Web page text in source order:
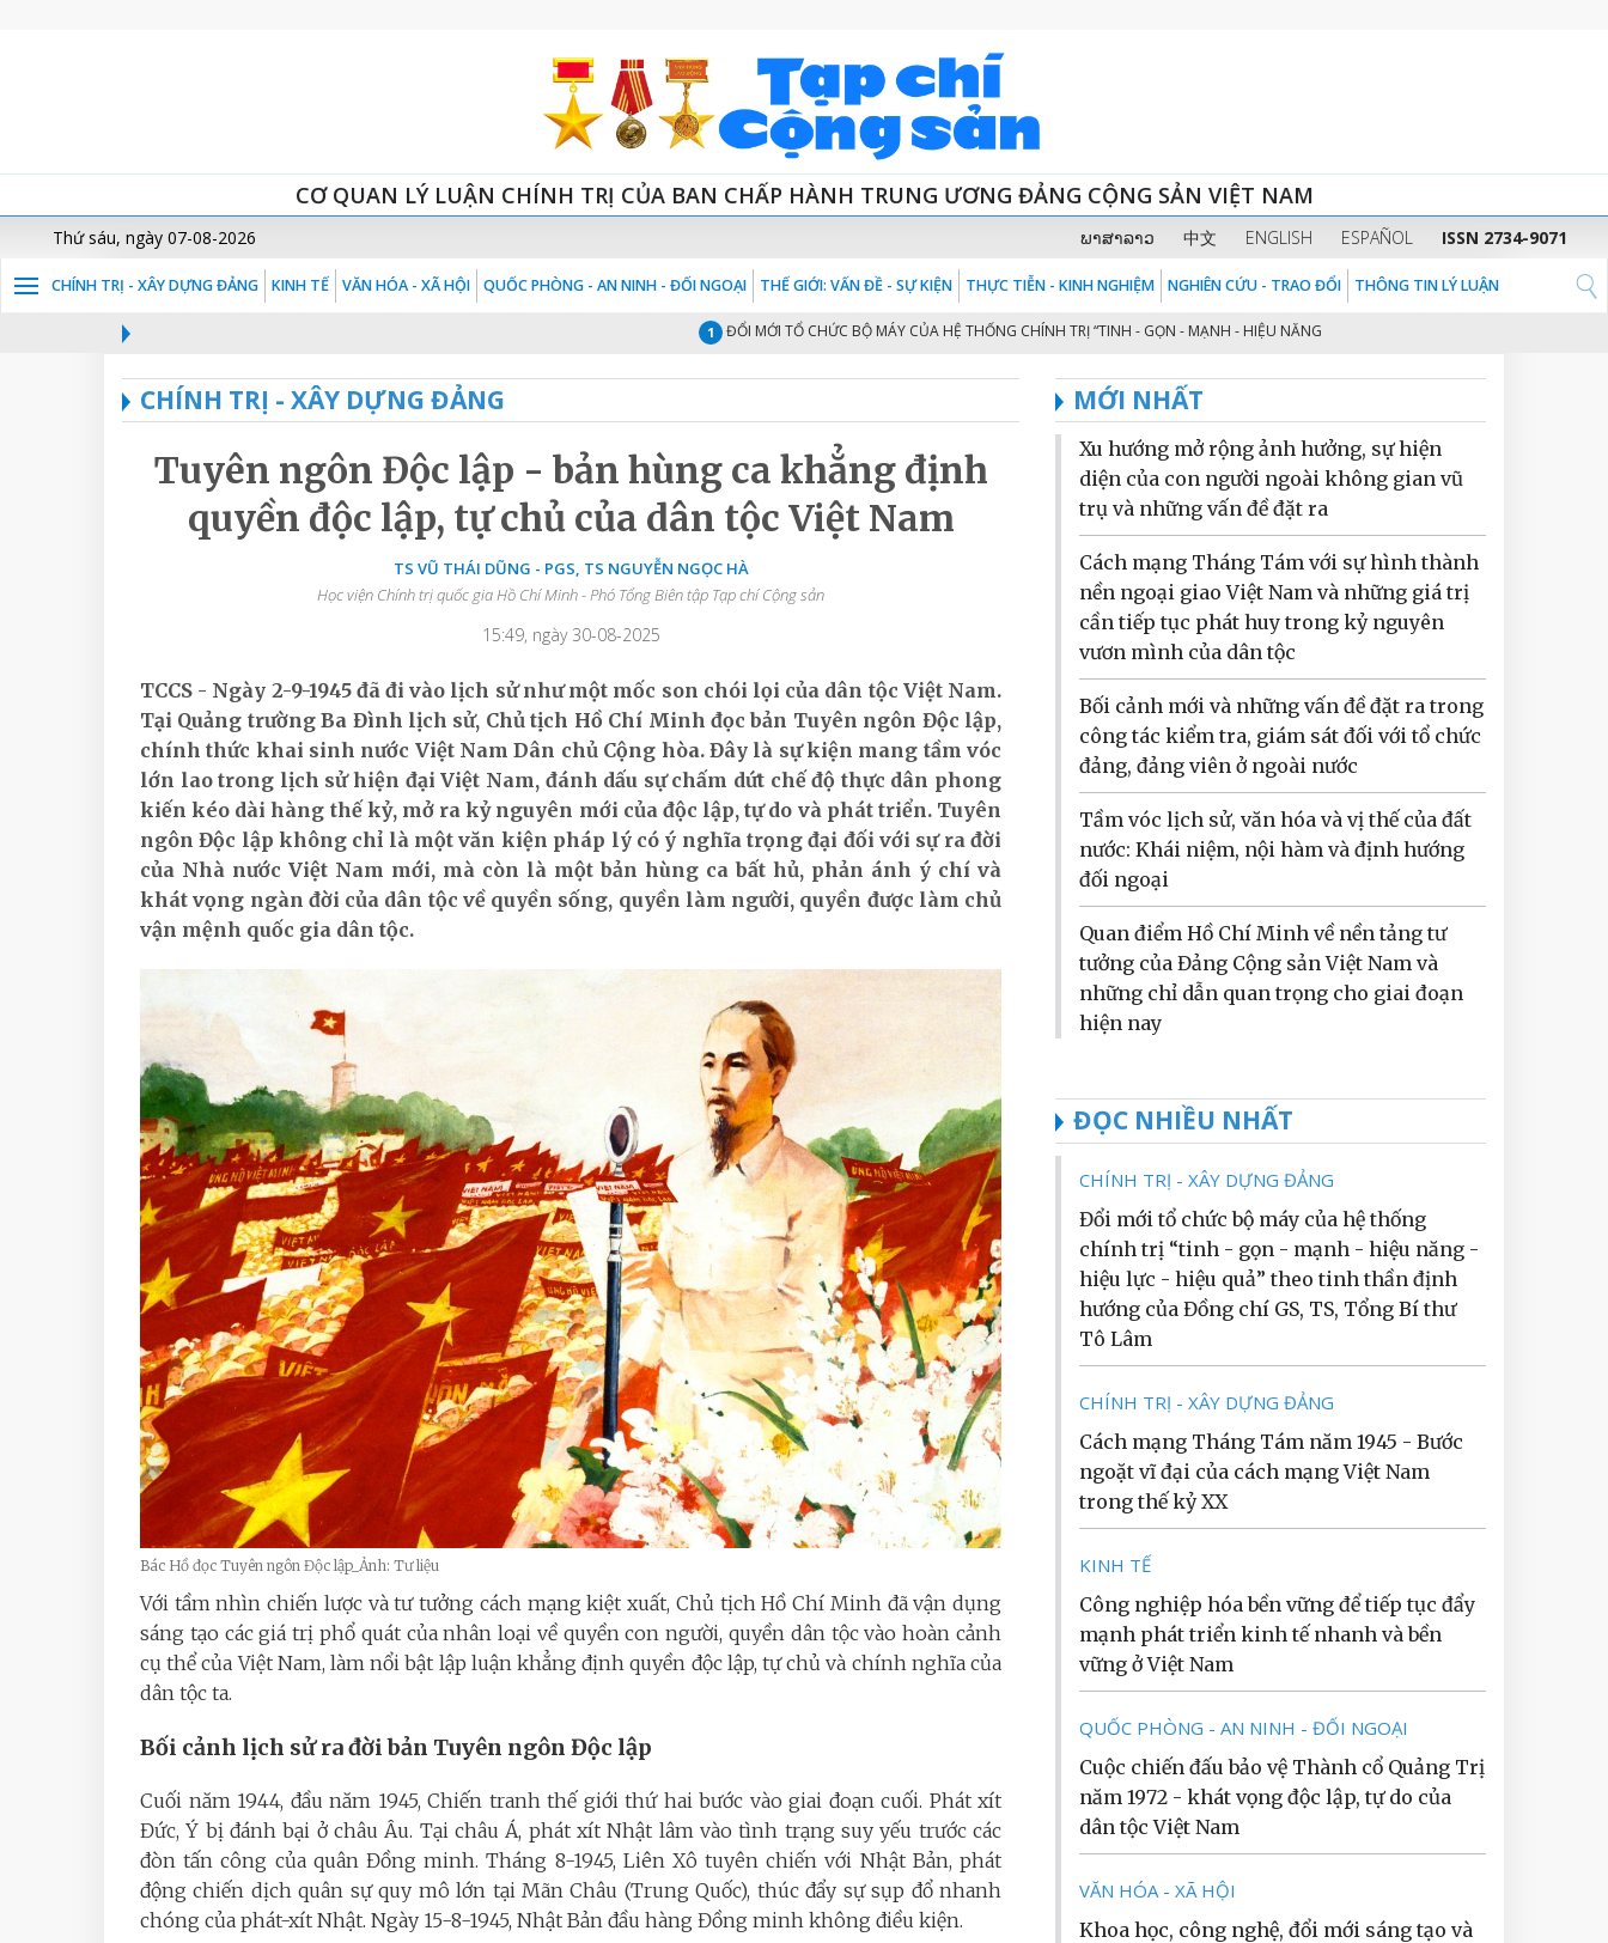
CƠ QUAN LÝ LUẬN CHÍNH TRỊ CỦA BAN CHẤP HÀNH TRUNG ƯƠNG ĐẢNG CỘNG SẢN VIỆT NAM
Thứ sáu, ngày 07-08-2026 ພາສາລາວ 中文 ENGLISH ESPAÑOL ISSN 2734-9071
CHÍNH TRỊ - XÂY DỰNG ĐẢNG KINH TẾ VĂN HÓA - XÃ HỘI QUỐC PHÒNG - AN NINH - ĐỐI NGOẠI THẾ GIỚI: VẤN ĐỀ - SỰ KIỆN THỰC TIỄN - KINH NGHIỆM NGHIÊN CỨU - TRAO ĐỔI THÔNG TIN LÝ LUẬN
ĐỔI MỚI TỔ CHỨC BỘ MÁY CỦA HỆ THỐNG CHÍNH TRỊ “TINH - GỌN - MẠNH - HIỆU NĂNG - HIỆU LỰC - HIỆU QUẢ” THEO TINH THẦN
CHÍNH TRỊ - XÂY DỰNG ĐẢNG
Tuyên ngôn Độc lập - bản hùng ca khẳng định
quyền độc lập, tự chủ của dân tộc Việt Nam
TS VŨ THÁI DŨNG - PGS, TS NGUYỄN NGỌC HÀ
Học viện Chính trị quốc gia Hồ Chí Minh - Phó Tổng Biên tập Tạp chí Cộng sản
15:49, ngày 30-08-2025
TCCS - Ngày 2-9-1945 đã đi vào lịch sử như một mốc son chói lọi của dân tộc Việt Nam.
Tại Quảng trường Ba Đình lịch sử, Chủ tịch Hồ Chí Minh đọc bản Tuyên ngôn Độc lập,
chính thức khai sinh nước Việt Nam Dân chủ Cộng hòa. Đây là sự kiện mang tầm vóc
lớn lao trong lịch sử hiện đại Việt Nam, đánh dấu sự chấm dứt chế độ thực dân phong
kiến kéo dài hàng thế kỷ, mở ra kỷ nguyên mới của độc lập, tự do và phát triển. Tuyên
ngôn Độc lập không chỉ là một văn kiện pháp lý có ý nghĩa trọng đại đối với sự ra đời
của Nhà nước Việt Nam mới, mà còn là một bản hùng ca bất hủ, phản ánh ý chí và
khát vọng ngàn đời của dân tộc về quyền sống, quyền làm người, quyền được làm chủ
vận mệnh quốc gia dân tộc.
Bác Hồ đọc Tuyên ngôn Độc lập_Ảnh: Tư liệu
Với tầm nhìn chiến lược và tư tưởng cách mạng kiệt xuất, Chủ tịch Hồ Chí Minh đã vận dụng
sáng tạo các giá trị phổ quát của nhân loại về quyền con người, quyền dân tộc vào hoàn cảnh
cụ thể của Việt Nam, làm nổi bật lập luận khẳng định quyền độc lập, tự chủ và chính nghĩa của
dân tộc ta.
Bối cảnh lịch sử ra đời bản Tuyên ngôn Độc lập
Cuối năm 1944, đầu năm 1945, Chiến tranh thế giới thứ hai bước vào giai đoạn cuối. Phát xít
Đức, Ý bị đánh bại ở châu Âu. Tại châu Á, phát xít Nhật lâm vào tình trạng suy yếu trước các
đòn tấn công của quân Đồng minh. Tháng 8-1945, Liên Xô tuyên chiến với Nhật Bản, phát
động chiến dịch quân sự quy mô lớn tại Mãn Châu (Trung Quốc), thúc đẩy sự sụp đổ nhanh
chóng của phát-xít Nhật. Ngày 15-8-1945, Nhật Bản đầu hàng Đồng minh không điều kiện.
MỚI NHẤT
Xu hướng mở rộng ảnh hưởng, sự hiện
diện của con người ngoài không gian vũ
trụ và những vấn đề đặt ra
Cách mạng Tháng Tám với sự hình thành
nền ngoại giao Việt Nam và những giá trị
cần tiếp tục phát huy trong kỷ nguyên
vươn mình của dân tộc
Bối cảnh mới và những vấn đề đặt ra trong
công tác kiểm tra, giám sát đối với tổ chức
đảng, đảng viên ở ngoài nước
Tầm vóc lịch sử, văn hóa và vị thế của đất
nước: Khái niệm, nội hàm và định hướng
đối ngoại
Quan điểm Hồ Chí Minh về nền tảng tư
tưởng của Đảng Cộng sản Việt Nam và
những chỉ dẫn quan trọng cho giai đoạn
hiện nay
ĐỌC NHIỀU NHẤT
CHÍNH TRỊ - XÂY DỰNG ĐẢNG
Đổi mới tổ chức bộ máy của hệ thống
chính trị “tinh - gọn - mạnh - hiệu năng -
hiệu lực - hiệu quả” theo tinh thần định
hướng của Đồng chí GS, TS, Tổng Bí thư
Tô Lâm
CHÍNH TRỊ - XÂY DỰNG ĐẢNG
Cách mạng Tháng Tám năm 1945 - Bước
ngoặt vĩ đại của cách mạng Việt Nam
trong thế kỷ XX
KINH TẾ
Công nghiệp hóa bền vững để tiếp tục đẩy
mạnh phát triển kinh tế nhanh và bền
vững ở Việt Nam
QUỐC PHÒNG - AN NINH - ĐỐI NGOẠI
Cuộc chiến đấu bảo vệ Thành cổ Quảng Trị
năm 1972 - khát vọng độc lập, tự do của
dân tộc Việt Nam
VĂN HÓA - XÃ HỘI
Khoa học, công nghệ, đổi mới sáng tạo và